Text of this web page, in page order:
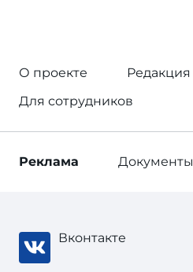
О проекте
Редакция
Для сотрудников
Реклама Документы
Вконтакте